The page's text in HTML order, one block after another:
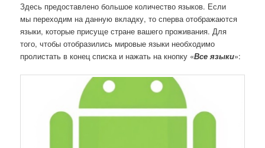
Здесь предоставлено большое количество языков. Если
мы переходим на данную вкладку, то сперва отображаются
языки, которые присуще стране вашего проживания. Для
того, чтобы отобразились мировые языки необходимо
пролистать в конец списка и нажать на кнопку «Все языки»: